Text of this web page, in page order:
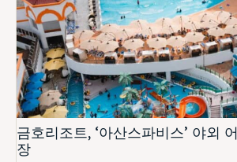
금호리조트, ‘아산스파비스’ 야외
장